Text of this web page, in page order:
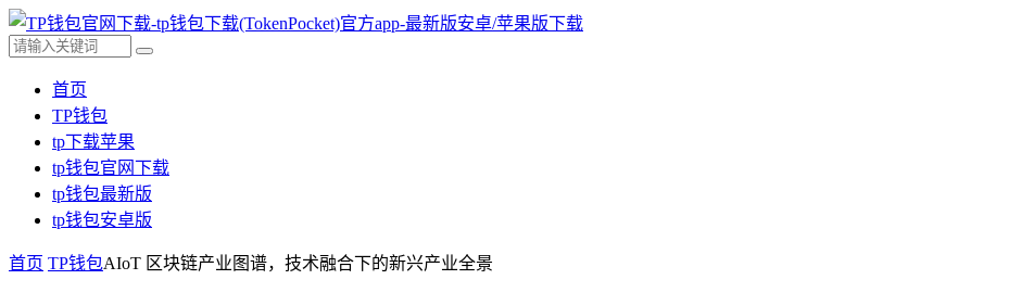
首页
TP钱包
tp下载苹果
tp钱包官网下载
tp钱包最新版
tp钱包安卓版
首页 TP钱包AIoT 区块链产业图谱，技术融合下的新兴产业全景